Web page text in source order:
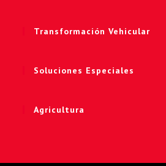
Transformación Vehicular
Soluciones Especiales
Agricultura